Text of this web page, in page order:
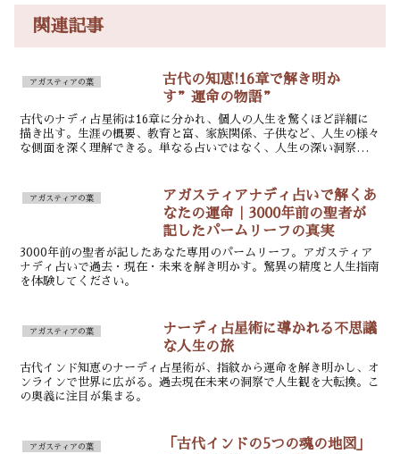
関連記事
アガスティアの葉
古代の知恵!16章で解き明か
す”運命の物語”
古代のナディ占星術は16章に分かれ、個人の人生を驚くほど詳細に
描き出す。生涯の概要、教育と富、家族関係、子供など、人生の様々
な側面を深く理解できる。単なる占いではなく、人生の深い洞察を提
アガスティアの葉
アガスティアナディ占いで解くあ
なたの運命｜3000年前の聖者が
記したパームリーフの真実
3000年前の聖者が記したあなた専用のパームリーフ。アガスティア
ナディ占いで過去・現在・未来を解き明かす。驚異の精度と人生指南
を体験してください。
アガスティアの葉
ナーディ占星術に導かれる不思議
な人生の旅
古代インド知恵のナーディ占星術が、指紋から運命を解き明かし、オ
ンラインで世界に広がる。過去現在未来の洞察で人生観を大転換。こ
の奥義に注目が集まる。
アガスティアの葉
「古代インドの5つの魂の地図」